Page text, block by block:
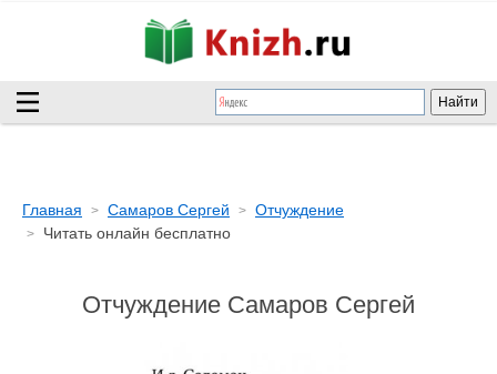
Главная Самаров Сергей
Отчуждение
Читать онлайн бесплатно
Отчуждение Самаров Сергей